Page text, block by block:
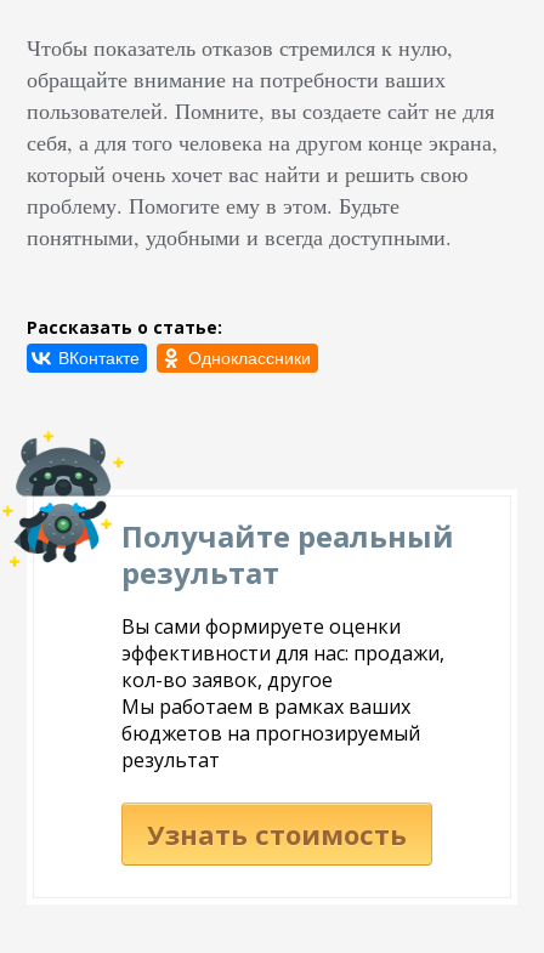
Чтобы показатель отказов стремился к нулю,
обращайте внимание на потребности ваших
пользователей. Помните, вы создаете сайт не для
себя, а для того человека на другом конце экрана,
который очень хочет вас найти и решить свою
проблему. Помогите ему в этом. Будьте
понятными, удобными и всегда доступными.
Рассказать о статье:
Получайте реальный
результат
Вы сами формируете оценки
эффективности для нас: продажи,
кол-во заявок, другое
Мы работаем в рамках ваших
бюджетов на прогнозируемый
результат
Узнать стоимость